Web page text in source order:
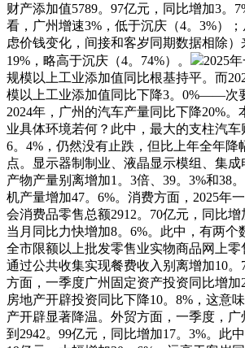
财产添加值5789。97亿元，同比增加3。
看，广州增速3%，低于沉庆（4。3%）
虑价钱变化，间接和客岁同期数据相除）
19%，略高于沉庆（4。74%）。
2025
规模以上工业添加值同比根基持平。而
模以上工业添加值同比下降3。0%——次
2024年，广州的汽车产量同比下降20%。
业具体环境若何？此中，最大的支柱汽
6。4%，仍然没有止跌，但比上年全年降
点。显示器制制业、液晶显示模组、集
产物产量别离增加1。3倍、39。3%和38
机产量增加47。6%。消费方面，2025年
会消费品零售总额2912。70亿元，同比增
当月同比力快增加8。6%。此中，有两个
全市限额以上批发零售业实物商品网上
通过公共收集实现餐费收入别离增加10。
方面，一季度广州固定资产投资同比增加
房地产开辟投资同比下降10。8%，这意
产开辟显著降温。外贸方面，一季度，
到2942。99亿元，同比增加17。3%。此中